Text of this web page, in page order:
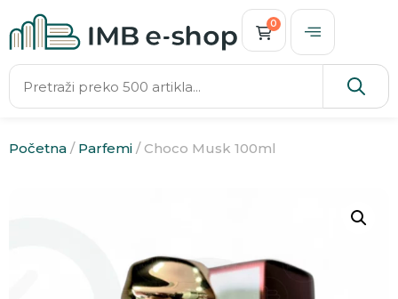
0
Početna / Parfemi / Choco Musk 100ml